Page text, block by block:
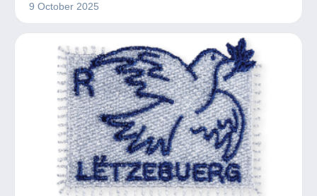
9 October 2025